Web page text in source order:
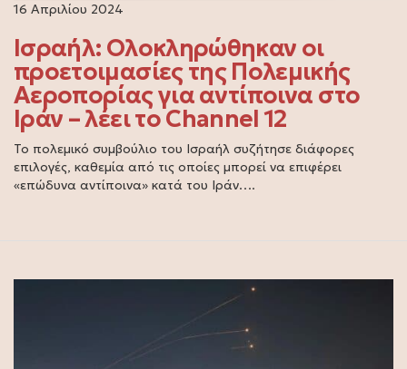
16 Απριλίου 2024
Ισραήλ: Ολοκληρώθηκαν οι
προετοιμασίες της Πολεμικής
Αεροπορίας για αντίποινα στο
Ιράν – λέει το Channel 12
Το πολεμικό συμβούλιο του Ισραήλ συζήτησε διάφορες
επιλογές, καθεμία από τις οποίες μπορεί να επιφέρει
«επώδυνα αντίποινα» κατά του Ιράν….